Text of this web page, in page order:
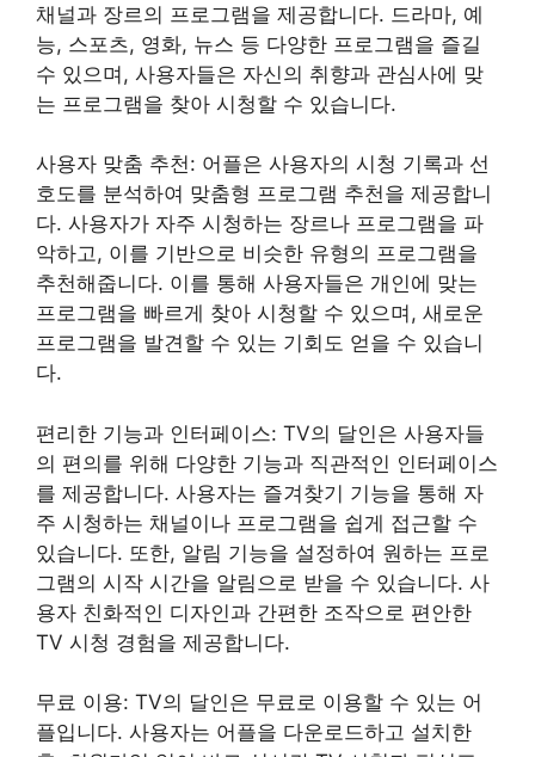
채널과 장르의 프로그램을 제공합니다. 드라마, 예
능, 스포츠, 영화, 뉴스 등 다양한 프로그램을 즐길
수 있으며, 사용자들은 자신의 취향과 관심사에 맞
는 프로그램을 찾아 시청할 수 있습니다.
사용자 맞춤 추천: 어플은 사용자의 시청 기록과 선
호도를 분석하여 맞춤형 프로그램 추천을 제공합니
다. 사용자가 자주 시청하는 장르나 프로그램을 파
악하고, 이를 기반으로 비슷한 유형의 프로그램을
추천해줍니다. 이를 통해 사용자들은 개인에 맞는
프로그램을 빠르게 찾아 시청할 수 있으며, 새로운
프로그램을 발견할 수 있는 기회도 얻을 수 있습니
다.
편리한 기능과 인터페이스: TV의 달인은 사용자들
의 편의를 위해 다양한 기능과 직관적인 인터페이스
를 제공합니다. 사용자는 즐겨찾기 기능을 통해 자
주 시청하는 채널이나 프로그램을 쉽게 접근할 수
있습니다. 또한, 알림 기능을 설정하여 원하는 프로
그램의 시작 시간을 알림으로 받을 수 있습니다. 사
용자 친화적인 디자인과 간편한 조작으로 편안한
TV 시청 경험을 제공합니다.
무료 이용: TV의 달인은 무료로 이용할 수 있는 어
플입니다. 사용자는 어플을 다운로드하고 설치한